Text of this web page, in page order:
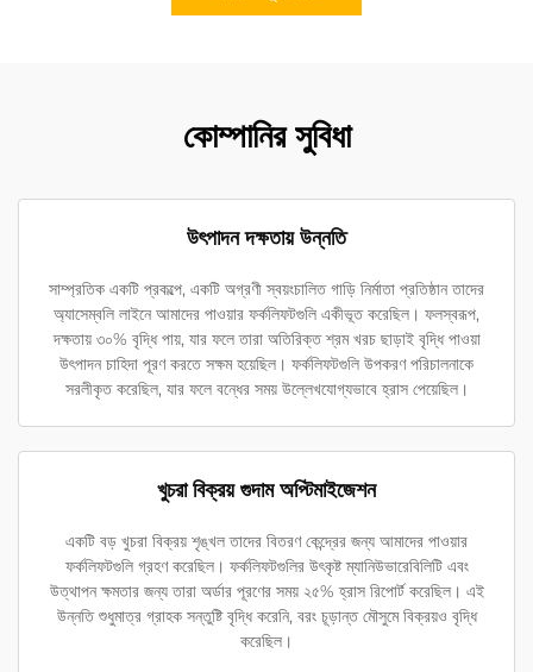
কোম্পানির সুবিধা
উৎপাদন দক্ষতায় উন্নতি
সাম্প্রতিক একটি প্রকল্পে, একটি অগ্রণী স্বয়ংচালিত গাড়ি নির্মাতা প্রতিষ্ঠান তাদের
অ্যাসেম্বলি লাইনে আমাদের পাওয়ার ফর্কলিফটগুলি একীভূত করেছিল। ফলস্বরূপ,
দক্ষতায় ৩০% বৃদ্ধি পায়, যার ফলে তারা অতিরিক্ত শ্রম খরচ ছাড়াই বৃদ্ধি পাওয়া
উৎপাদন চাহিদা পূরণ করতে সক্ষম হয়েছিল। ফর্কলিফটগুলি উপকরণ পরিচালনাকে
সরলীকৃত করেছিল, যার ফলে বন্ধের সময় উল্লেখযোগ্যভাবে হ্রাস পেয়েছিল।
খুচরা বিক্রয় গুদাম অপ্টিমাইজেশন
একটি বড় খুচরা বিক্রয় শৃঙ্খল তাদের বিতরণ কেন্দ্রের জন্য আমাদের পাওয়ার
ফর্কলিফটগুলি গ্রহণ করেছিল। ফর্কলিফটগুলির উৎকৃষ্ট ম্যানিউভারেবিলিটি এবং
উত্থাপন ক্ষমতার জন্য তারা অর্ডার পূরণের সময় ২৫% হ্রাস রিপোর্ট করেছিল। এই
উন্নতি শুধুমাত্র গ্রাহক সন্তুষ্টি বৃদ্ধি করেনি, বরং চূড়ান্ত মৌসুমে বিক্রয়ও বৃদ্ধি
করেছিল।